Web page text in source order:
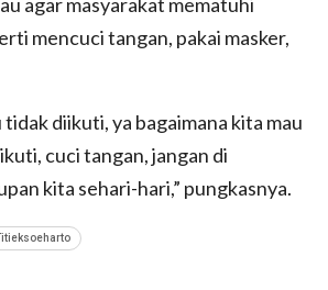
mencuci tangan, pakai masker,
diikuti, ya bagaimana kita mau
cuci tangan, jangan di
kita sehari-hari,” pungkasnya.